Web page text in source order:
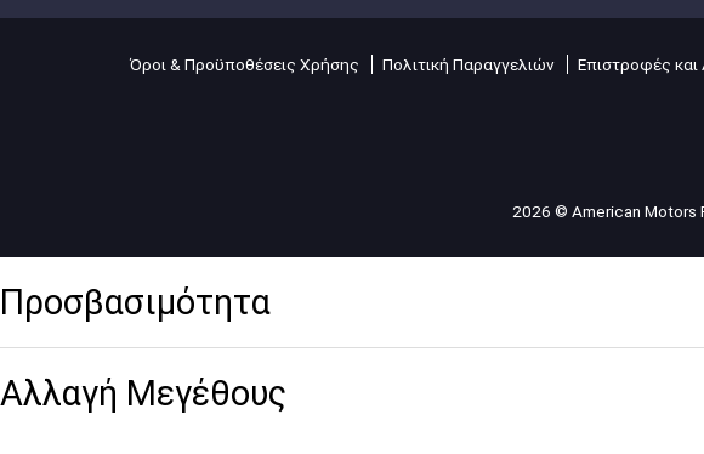
Όροι & Προϋποθέσεις Χρήσης Πολιτική Παραγγελιών Επιστροφές
2026 © American Motors
Προσβασιμότητα
Αλλαγή Μεγέθους